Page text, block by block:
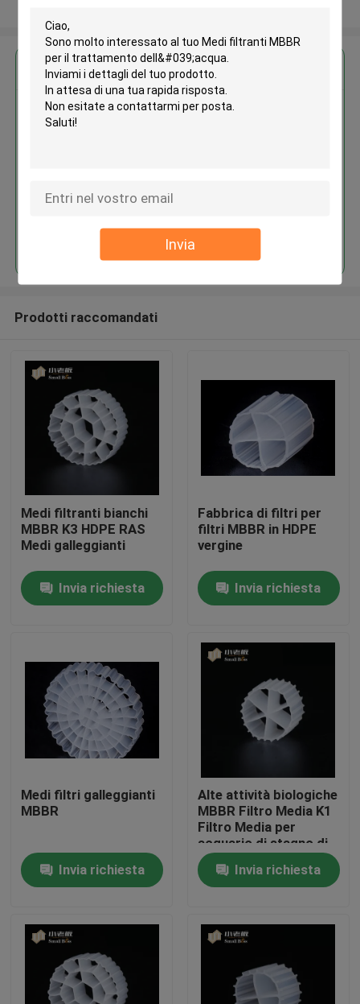
Invia
Casa
Prodotti
Giro della fabbrica
Controllo di qualità
Contattici
Medi filtranti MBBR
Bio- media di MBBR
Ottieni il miglior prezzo per
Medi filtranti MBBR per il
Continua
Prodotti raccomandati
Medi filtranti bianchi
MBBR K3 HDPE RAS
Medi galleggianti
Invia richiesta
Fabbrica di filtri per
filtri MBBR in HDPE
vergine
Invia richiesta
Medi filtri galleggianti
MBBR
Invia richiesta
Alte attività biologiche
MBBR Filtro Media K1
Filtro Media per
acquario di stagno di
koi
Invia richiesta